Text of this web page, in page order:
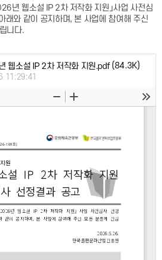
년 웹소설 IP 2차 저작화 지원」사업 사전심
래와 같이 공지하며, 본 사업에 참여해 주신
니다.
웹소설 IP 2차 저작화 지원.pdf(84.3K)
11:29:41